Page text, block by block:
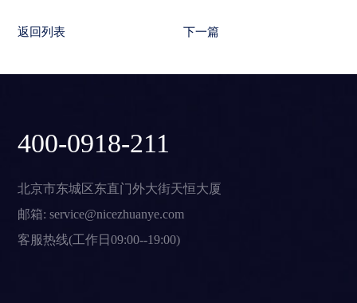
返回列表 下一篇
400-0918-211
北京市东城区东直门外大街天恒大厦
邮箱: service@nicezhuanye.com
客服热线(工作日09:00--19:00)